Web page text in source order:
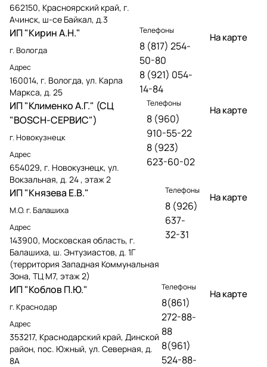
662150, Красноярский край, г.
Ачинск, ш-се Байкал, д.3
ИП "Кирин А.Н."
г. Вологда
Адрес
160014, г. Вологда, ул. Карла
Маркса, д. 25
Телефоны
8 (817) 254-
50-80
8 (921) 054-
14-84
На карте
ИП "Клименко А.Г." (СЦ
"BOSCH-СЕРВИС")
г. Новокузнецк
Адрес
654029, г. Новокузнецк, ул.
Вокзальная, д. 24 , этаж 2
Телефоны
8 (960)
910-55-22
8 (923)
623-60-02
На карте
ИП "Князева Е.В."
М.О. г. Балашиха
Адрес
143900, Московская область, г.
Балашиха, ш. Энтузиастов, д. 1Г
(территория Западная Коммунальная
Зона, ТЦ М7, этаж 2)
Телефоны
8 (926)
637-
32-31
На карте
ИП "Коблов П.Ю."
г. Краснодар
Адрес
353217, Краснодарский край, Динской
район, пос. Южный, ул. Северная, д.
8А
Телефоны
8(861)
272-88-
88
8(961)
524-88-
На карте